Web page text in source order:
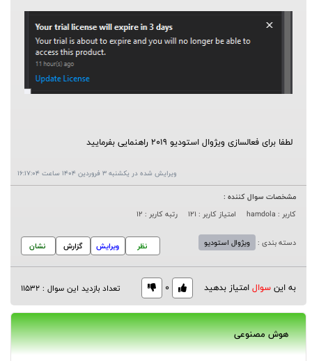
لطفا برای فعالسازی ویژوال استودیو 2019 راهنمایی بفرمایید
ویرایش شده در یکشنبه 3 فروردین 1404 ساعت 16:17:04
مشخصات سوال کننده :
کاربر : hamdola
امتیاز کاربر : 121 رتبه کاربر : 12
دسته بندی : ويژوال استوديو نظر ویرایش گزارش نشان
به اینسوالامتیاز بدهید 0 تعداد بازدید این سوال : 11532
هوش مصنوعی